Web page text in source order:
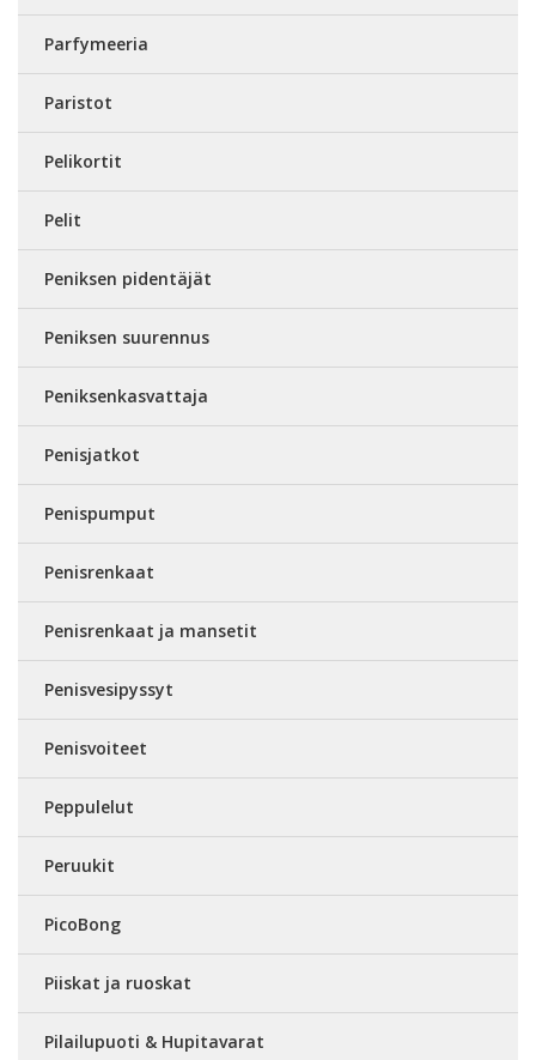
Parfymeeria
Paristot
Pelikortit
Pelit
Peniksen pidentäjät
Peniksen suurennus
Peniksenkasvattaja
Penisjatkot
Penispumput
Penisrenkaat
Penisrenkaat ja mansetit
Penisvesipyssyt
Penisvoiteet
Peppulelut
Peruukit
PicoBong
Piiskat ja ruoskat
Pilailupuoti & Hupitavarat